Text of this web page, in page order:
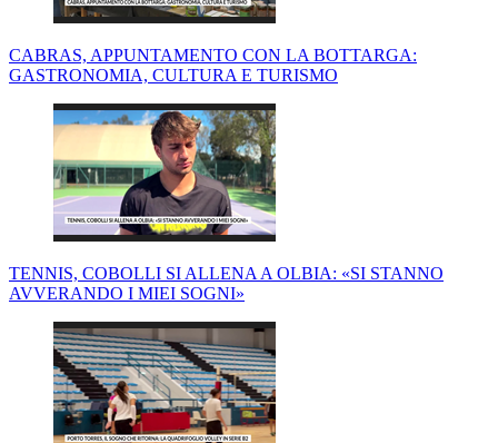
CABRAS, APPUNTAMENTO CON LA BOTTARGA:
GASTRONOMIA, CULTURA E TURISMO
TENNIS, COBOLLI SI ALLENA A OLBIA: «SI STANNO
AVVERANDO I MIEI SOGNI»